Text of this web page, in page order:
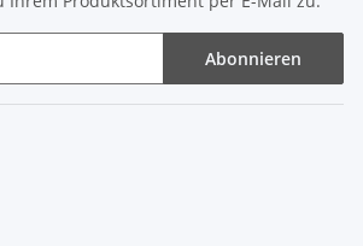
Abonnieren